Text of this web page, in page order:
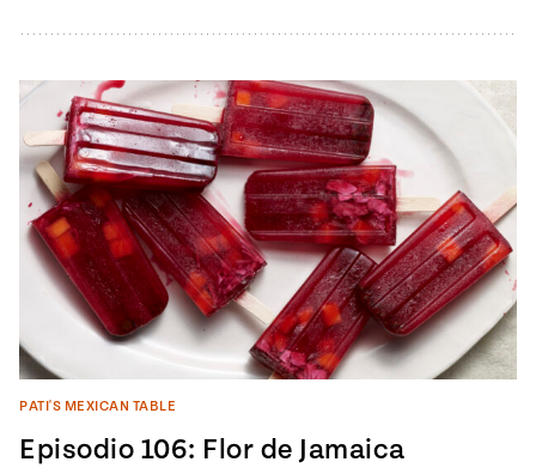
PATI'S MEXICAN TABLE
Episodio 106: Flor de Jamaica